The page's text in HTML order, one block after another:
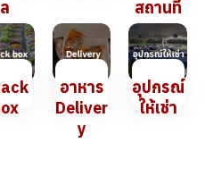
ล
สถานที่
อาหาร
Deliver
y
อุปกรณ์
ให้เช่า